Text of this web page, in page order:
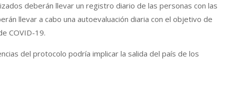
deberán llevar un registro diario de las personas con las
llevar a cabo una autoevaluación diaria con el objetivo de
COVID-19.
del protocolo podría implicar la salida del país de los